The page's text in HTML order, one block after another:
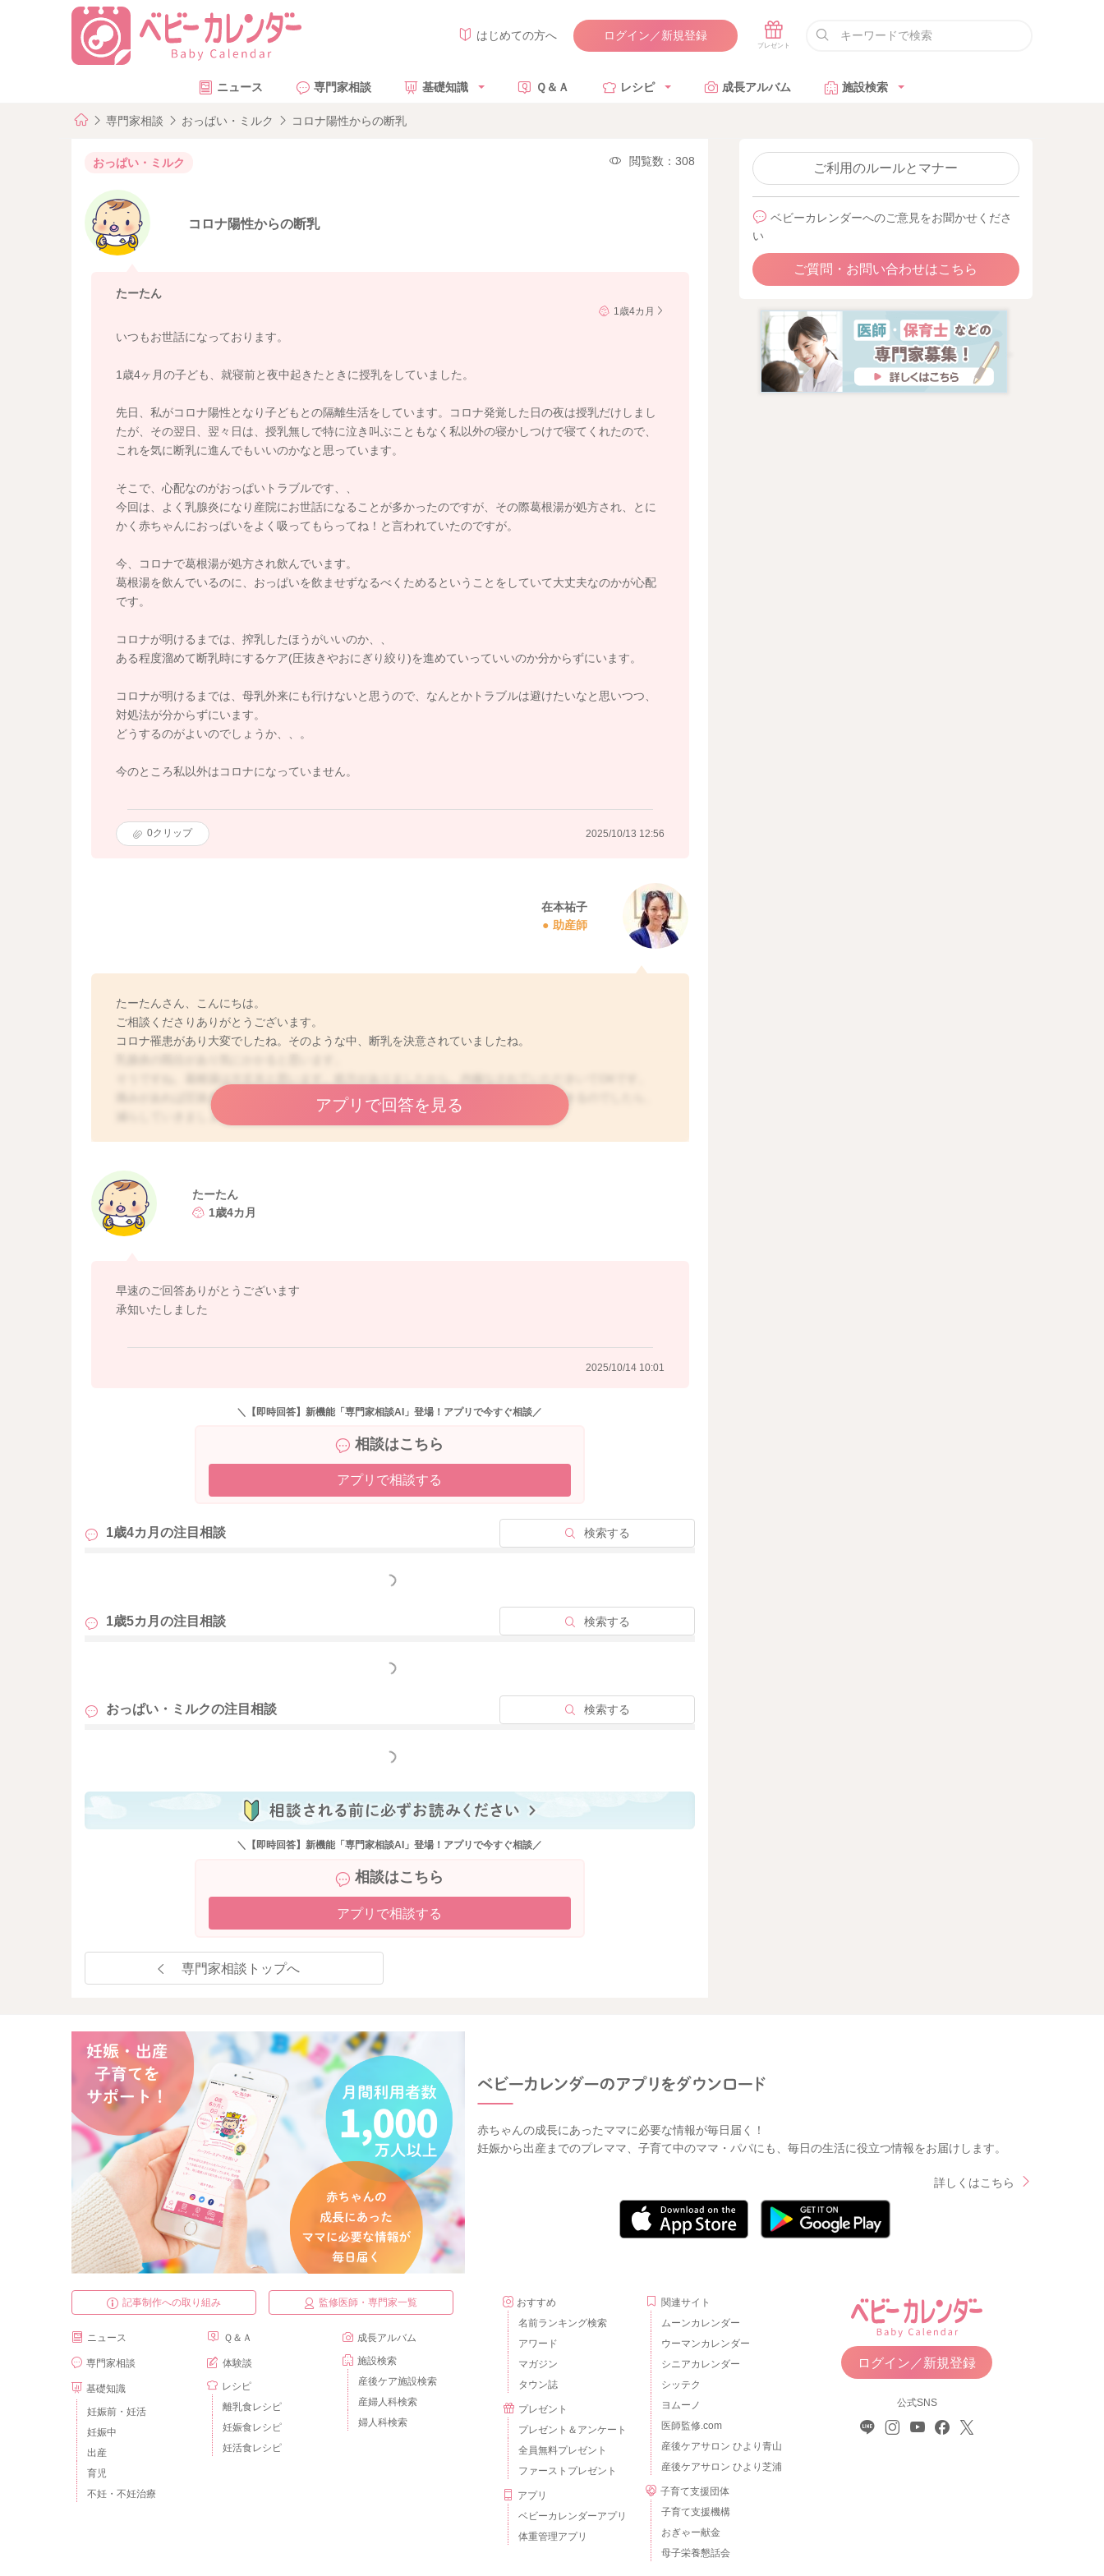
はじめての方へ ログイン／新規登録
ニュース 専門家相談 基礎知識 Ｑ＆Ａ レシピ 成長アルバム 施設検索
専門家相談 おっぱい・ミルク コロナ陽性からの断乳
おっぱい・ミルク 閲覧数：308
コロナ陽性からの断乳
たーたん
1歳4カ月
いつもお世話になっております。
1歳4ヶ月の子ども、就寝前と夜中起きたときに授乳をしていました。
先日、私がコロナ陽性となり子どもとの隔離生活をしています。コロナ発覚した日の夜は授乳だけしまし
たが、その翌日、翌々日は、授乳無しで特に泣き叫ぶこともなく私以外の寝かしつけで寝てくれたので、
これを気に断乳に進んでもいいのかなと思っています。
そこで、心配なのがおっぱいトラブルです、、
今回は、よく乳腺炎になり産院にお世話になることが多かったのですが、その際葛根湯が処方され、とに
かく赤ちゃんにおっぱいをよく吸ってもらってね！と言われていたのですが。
今、コロナで葛根湯が処方され飲んでいます。
葛根湯を飲んでいるのに、おっぱいを飲ませずなるべくためるということをしていて大丈夫なのかが心配
です。
コロナが明けるまでは、搾乳したほうがいいのか、、
ある程度溜めて断乳時にするケア(圧抜きやおにぎり絞り)を進めていっていいのか分からずにいます。
コロナが明けるまでは、母乳外来にも行けないと思うので、なんとかトラブルは避けたいなと思いつつ、
対処法が分からずにいます。
どうするのがよいのでしょうか、、。
今のところ私以外はコロナになっていません。
0クリップ 2025/10/13 12:56
在本祐子
助産師
たーたんさん、こんにちは。
ご相談くださりありがとうございます。
コロナ罹患があり大変でしたね。そのような中、断乳を決意されていましたね。
痛みがあれば圧抜きをして、楽に療養なされてください。搾る回数を減らせることができるのでしたら、
減らしていきましょう！
アプリで回答を見る
たーたん
1歳4カ月
早速のご回答ありがとうございます
承知いたしました
2025/10/14 10:01
＼【即時回答】新機能「専門家相談AI」登場！アプリで今すぐ相談／
相談はこちら
アプリで相談する
1歳4カ月の注目相談 検索する
もっと見る
1歳5カ月の注目相談 検索する
もっと見る
おっぱい・ミルクの注目相談 検索する
もっと見る
＼【即時回答】新機能「専門家相談AI」登場！アプリで今すぐ相談／
相談はこちら
アプリで相談する
専門家相談トップへ
ご利用のルールとマナー
ベビーカレンダーへのご意見をお聞かせくださ
い
ご質問・お問い合わせはこちら
赤ちゃんの成長にあったママに必要な情報が毎日届く！
妊娠から出産までのプレママ、子育て中のママ・パパにも、毎日の生活に役立つ情報をお届けします。
詳しくはこちら
記事制作への取り組み 監修医師・専門家一覧
ニュース
専門家相談
基礎知識
妊娠前・妊活
妊娠中
出産
育児
不妊・不妊治療
Ｑ＆Ａ
体験談
レシピ
離乳食レシピ
妊娠食レシピ
妊活食レシピ
成長アルバム
施設検索
産後ケア施設検索
産婦人科検索
婦人科検索
おすすめ
名前ランキング検索
アワード
マガジン
タウン誌
プレゼント
プレゼント＆アンケート
全員無料プレゼント
ファーストプレゼント
アプリ
ベビーカレンダーアプリ
体重管理アプリ
関連サイト
ムーンカレンダー
ウーマンカレンダー
シニアカレンダー
シッテク
ヨムーノ
医師監修.com
産後ケアサロン ひより青山
産後ケアサロン ひより芝浦
子育て支援団体
子育て支援機構
おぎゃー献金
母子栄養懇話会
ログイン／新規登録
公式SNS